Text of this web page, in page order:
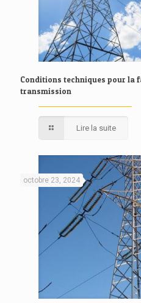
Conditions techniques pour la
transmission
Lire la suite
octobre 23, 2024